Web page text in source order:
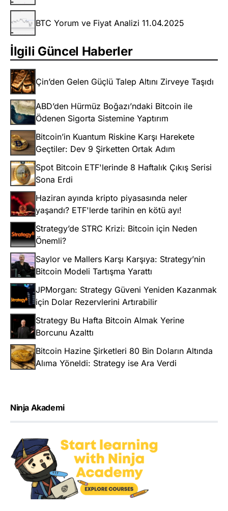
BTC Yorum ve Fiyat Analizi 11.04.2025
İlgili Güncel Haberler
Çin’den Gelen Güçlü Talep Altını Zirveye Taşıdı
ABD’den Hürmüz Boğazı’ndaki Bitcoin ile
Ödenen Sigorta Sistemine Yaptırım
Bitcoin’in Kuantum Riskine Karşı Harekete
Geçtiler: Dev 9 Şirketten Ortak Adım
Spot Bitcoin ETF'lerinde 8 Haftalık Çıkış Serisi
Sona Erdi
Haziran ayında kripto piyasasında neler
yaşandı? ETF'lerde tarihin en kötü ayı!
Strategy’de STRC Krizi: Bitcoin için Neden
Önemli?
Saylor ve Mallers Karşı Karşıya: Strategy’nin
Bitcoin Modeli Tartışma Yarattı
JPMorgan: Strategy Güveni Yeniden Kazanmak
için Dolar Rezervlerini Artırabilir
Strategy Bu Hafta Bitcoin Almak Yerine
Borcunu Azalttı
Bitcoin Hazine Şirketleri 80 Bin Doların Altında
Alıma Yöneldi: Strategy ise Ara Verdi
Ninja Akademi